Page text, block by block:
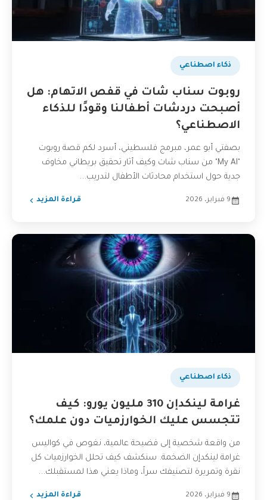
ذكاء اصطناعي
روبوت سناب شات في قفص الاتهام: هل
أصبحت دردشات أطفالنا وقودًا للذكاء
الاصطناعي؟
بصفتي أبو عمر، مبرمج فلسطيني، أسرد لكم قصة روبوت
"My AI" من سناب شات وكيف أثار تحقيق بريطاني مخاوف
جدية حول استخدام محادثات الأطفال لتدريب...
9 فبراير، 2026 قراءة المزيد
ذكاء اصطناعي
غرامة لينكدإن 310 مليون يورو: كيف
تتجسس عليك الخوارزميات دون علمك؟
من واقعة شخصية إلى فضيحة عالمية، نغوص في كواليس
غرامة لينكدإن الضخمة. سنكشف كيف تحلل الخوارزميات كل
نقرة وتمريرة لتصنيفك سراً، وماذا يعني هذا لمستقبلك...
9 فبراير، 2026 قراءة المزيد